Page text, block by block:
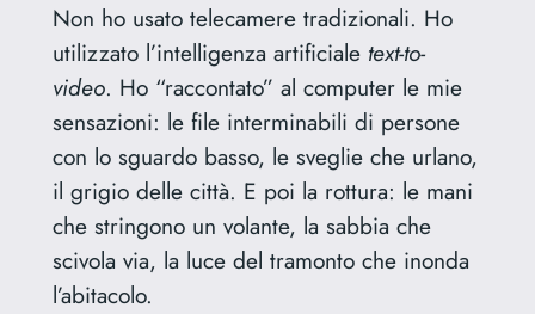
Non ho usato telecamere tradizionali. Ho
utilizzato l’intelligenza artificiale text-to-
video. Ho “raccontato” al computer le mie
sensazioni: le file interminabili di persone
con lo sguardo basso, le sveglie che urlano,
il grigio delle città. E poi la rottura: le mani
che stringono un volante, la sabbia che
scivola via, la luce del tramonto che inonda
l’abitacolo.